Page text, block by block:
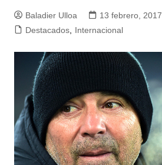
Baladier Ulloa 13 febrero, 2017
Destacados, Internacional